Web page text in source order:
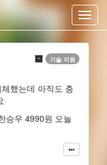
기술 지원
했는데 아직도 충
승우 4990원 오늘